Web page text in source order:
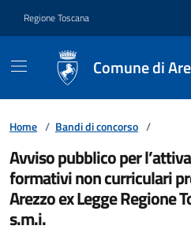
Regione Toscana
Comune di
Home / Bandi di concorso /
Avviso pubblico per
formativi non curriculari
Arezzo ex Legge Regione
s.m.i.